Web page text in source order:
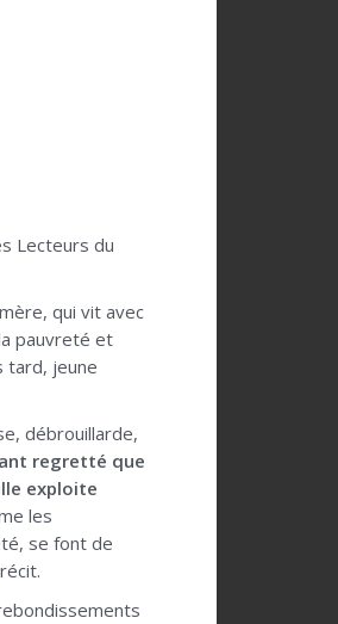
Lecteurs du
qui vit avec
pauvreté et
tard, jeune
débrouillarde,
regretté que
exploite
les
se font de